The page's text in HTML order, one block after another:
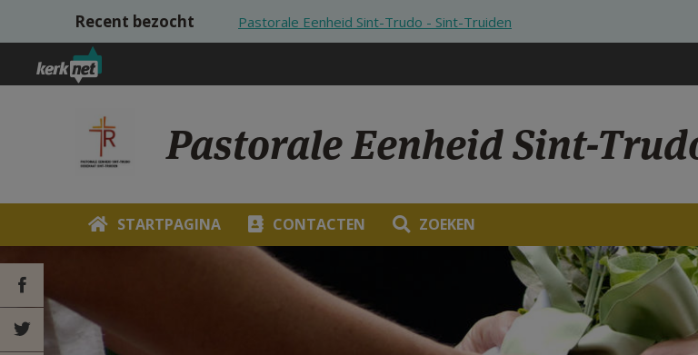
Overslaan en naar de inhoud gaan
Recent bezocht Pastorale Eenheid Sint-Trudo - Sint-Truiden
Pastorale Eenheid Sint-
STARTPAGINA CONTACTEN ZOEKEN
DEEL OP